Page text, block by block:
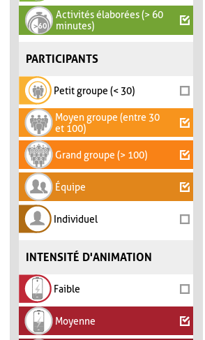
Activités élaborées (> 60
minutes)
PARTICIPANTS
Petit groupe (< 30)
Moyen groupe (entre 30
et 100)
Grand groupe (> 100)
Équipe
Individuel
INTENSITÉ D'ANIMATION
Faible
Moyenne